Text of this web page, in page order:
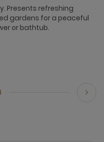
Presents refreshing
gardens for a peaceful
or bathtub.